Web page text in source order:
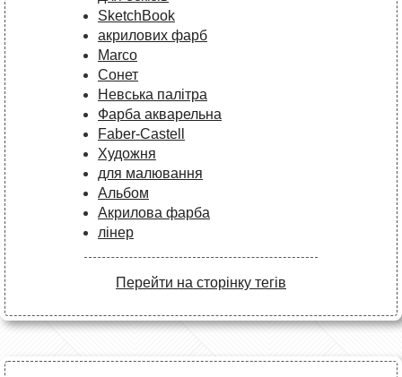
SketchBook
акрилових фарб
Marco
Сонет
Невська палітра
Фарба акварельна
Faber-Castell
Художня
для малювання
Альбом
Акрилова фарба
лінер
Перейти на сторінку тегів